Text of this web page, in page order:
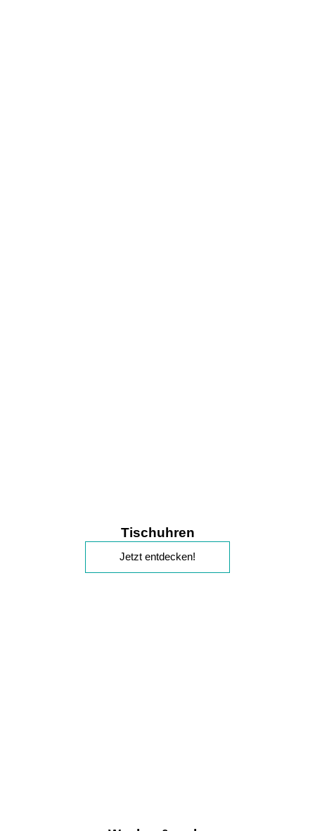
Tischuhren
Jetzt entdecken!